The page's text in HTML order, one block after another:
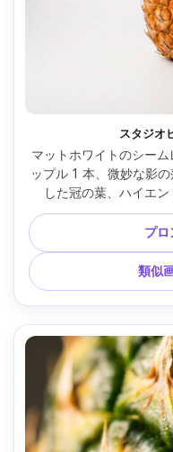
スタジオ
マットホワイトのシー
ップル 1 本、微妙な影
した冠の葉、ハイエ
85mm レンズ、f/8、ス
ード右、超シャープな
販カラーグレーディン
プロ
類似